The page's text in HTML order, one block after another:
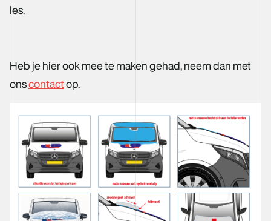
les.
Heb je hier ook mee te maken gehad, neem dan met
onscontactop.